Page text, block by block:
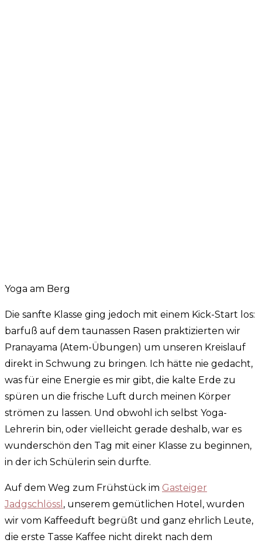
Yoga am Berg
Die sanfte Klasse ging jedoch mit einem Kick-Start los:
barfuß auf dem taunassen Rasen praktizierten wir
Pranayama (Atem-Übungen) um unseren Kreislauf
direkt in Schwung zu bringen. Ich hätte nie gedacht,
was für eine Energie es mir gibt, die kalte Erde zu
spüren un die frische Luft durch meinen Körper
strömen zu lassen. Und obwohl ich selbst Yoga-
Lehrerin bin, oder vielleicht gerade deshalb, war es
wunderschön den Tag mit einer Klasse zu beginnen,
in der ich Schülerin sein durfte.
Auf dem Weg zum Frühstück im Gasteiger
Jadgschlössl , unserem gemütlichen Hotel, wurden
wir vom Kaffeeduft begrüßt und ganz ehrlich Leute,
die erste Tasse Kaffee nicht direkt nach dem